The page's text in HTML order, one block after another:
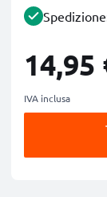
14,95
IVA inclusa